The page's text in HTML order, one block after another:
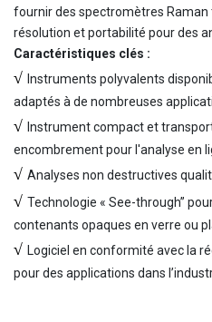
fournir des spectromètres
résolution et portabilité pour des
Caractéristiques clés :
√ Instruments polyvalents
adaptés à de nombreuses
√ Instrument compact et
encombrement pour l'analyse en
√ Analyses non destructives
√ Technologie « See-through”
contenants opaques en verre ou
√ Logiciel en conformité avec la
pour des applications dans